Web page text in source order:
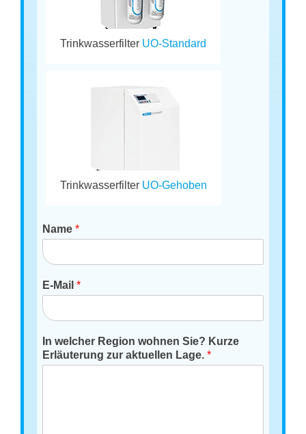
Trinkwasserfilter UO-Standard
Trinkwasserfilter UO-Gehoben
Name*
E-Mail*
In welcher Region wohnen Sie? Kurze
Erläuterung zur aktuellen Lage.*